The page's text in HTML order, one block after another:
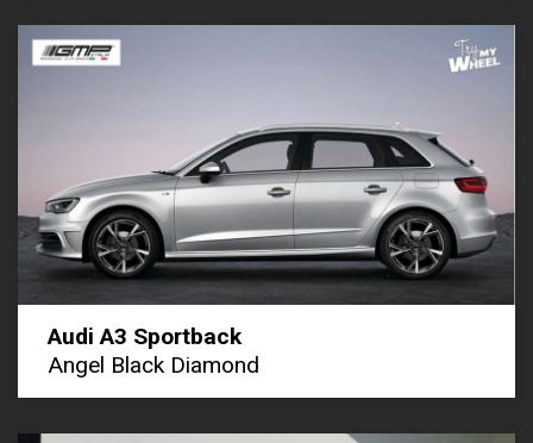
Audi A3 Sportback
Angel Black Diamond